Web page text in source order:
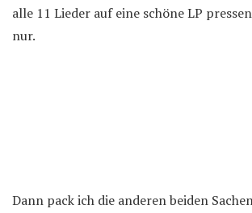
alle 11 Lieder auf eine schöne LP
nur.
Dann pack ich die anderen beiden